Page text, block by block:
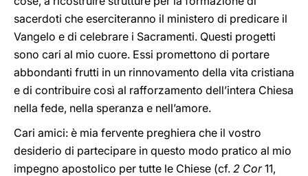
sacerdoti che eserciteranno il ministero di predicare il
Vangelo e di celebrare i Sacramenti. Questi progetti
sono cari al mio cuore. Essi promettono di portare
abbondanti frutti in un rinnovamento della vita cristiana
e di contribuire così al rafforzamento dell’intera Chiesa
nella fede, nella speranza e nell’amore.
Cari amici: è mia fervente preghiera che il vostro
desiderio di partecipare in questo modo pratico al mio
impegno apostolico per tutte le Chiese (cf. 2 Cor11,